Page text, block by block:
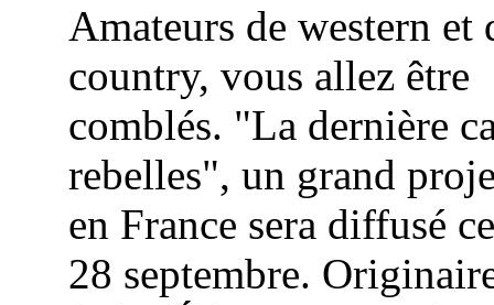
Amateurs de western et
country, vous allez être
comblés. "La dernière
rebelles", un grand
en France sera diffusé
28 septembre.